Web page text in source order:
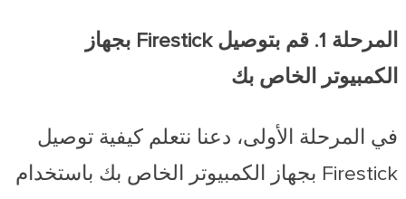
المرحلة 1. قم بتوصيل Firestick بجهاز
الكمبيوتر الخاص بك
في المرحلة الأولى، دعنا نتعلم كيفية توصيل
Firestick بجهاز الكمبيوتر الخاص بك باستخدام